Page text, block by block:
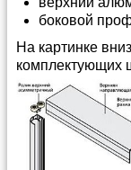
боковой
На картинке
комплектующих